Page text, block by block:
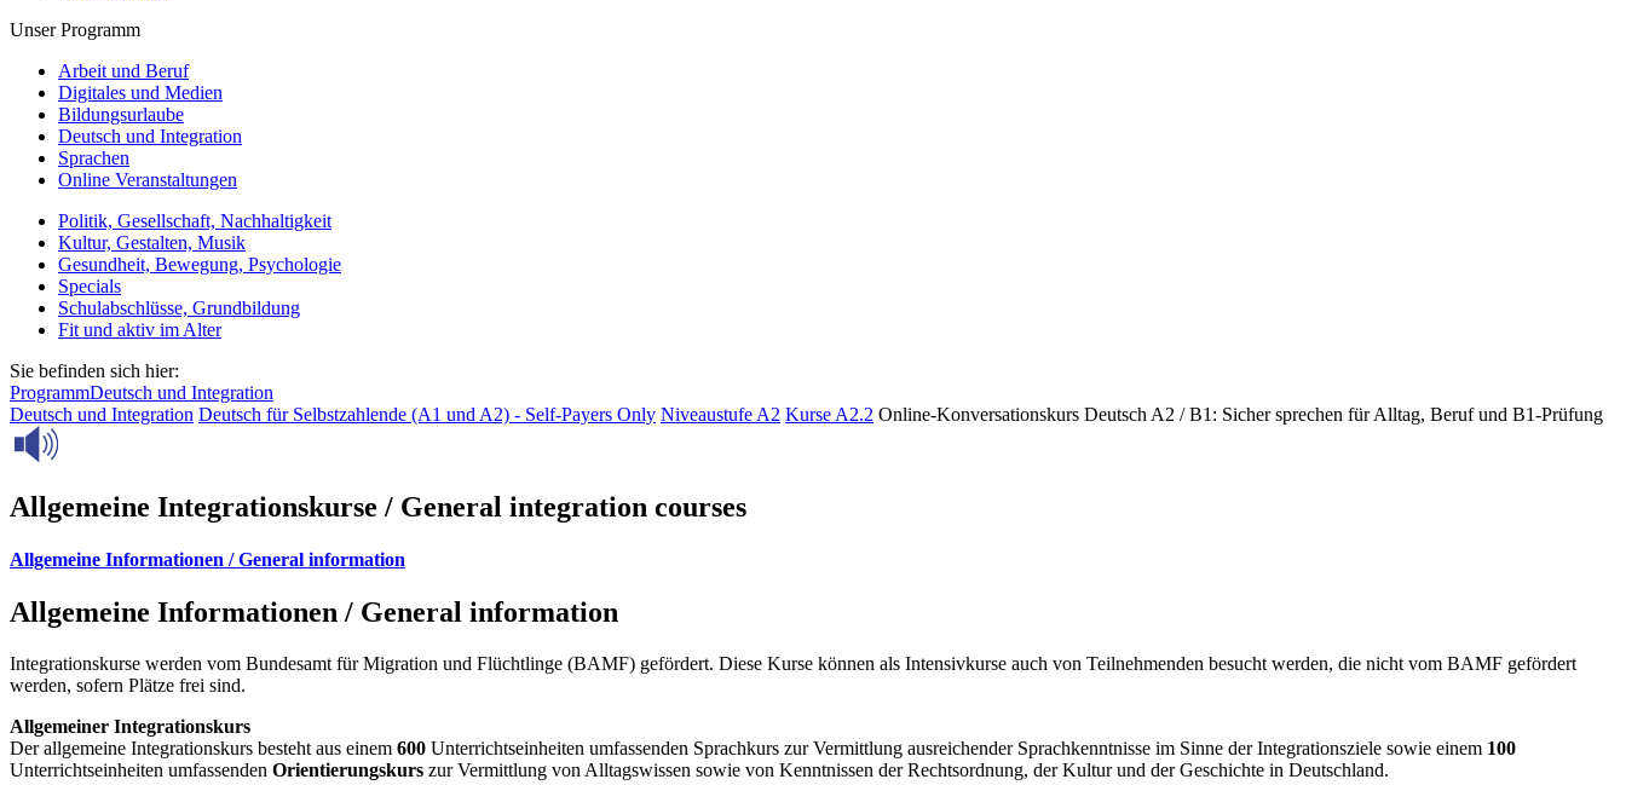
Unser Programm
Arbeit und Beruf
Digitales und Medien
Bildungsurlaube
Deutsch und Integration
Sprachen
Online Veranstaltungen
Politik, Gesellschaft, Nachhaltigkeit
Kultur, Gestalten, Musik
Gesundheit, Bewegung, Psychologie
Specials
Schulabschlüsse, Grundbildung
Fit und aktiv im Alter
Sie befinden sich hier:
ProgrammDeutsch und Integration
Deutsch und Integration Deutsch für Selbstzahlende (A1 und A2) - Self-Payers Only Niveaustufe A2 Kurse A2.2 Online-Konversationskurs Deutsch A2 / B1: Sicher sprechen für Alltag, Beruf und B1-Prüfung
Allgemeine Integrationskurse / General integration courses
Allgemeine Informationen / General information
Allgemeine Informationen / General information
Integrationskurse werden vom Bundesamt für Migration und Flüchtlinge (BAMF) gefördert. Diese Kurse können als Intensivkurse auch von Teilnehmenden besucht werden, die nicht vom BAMF gefördert
werden, sofern Plätze frei sind.
Allgemeiner Integrationskurs
Der allgemeine Integrationskurs besteht aus einem 600 Unterrichtseinheiten umfassenden Sprachkurs zur Vermittlung ausreichender Sprachkenntnisse im Sinne der Integrationsziele sowie einem 100
Unterrichtseinheiten umfassenden Orientierungskurs zur Vermittlung von Alltagswissen sowie von Kenntnissen der Rechtsordnung, der Kultur und der Geschichte in Deutschland.